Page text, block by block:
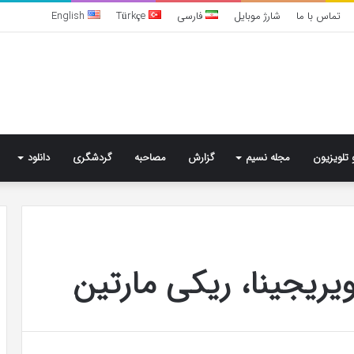
تماس با ما شارژ موبایل فارسی Türkçe
English
تلویزیون مجله نسیم گزارش مصاحبه گردشگری دانلود
ریکی مارتین
پرادر-
ویلی
چگونه
می‌شود؟